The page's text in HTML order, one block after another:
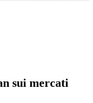
sui mercati